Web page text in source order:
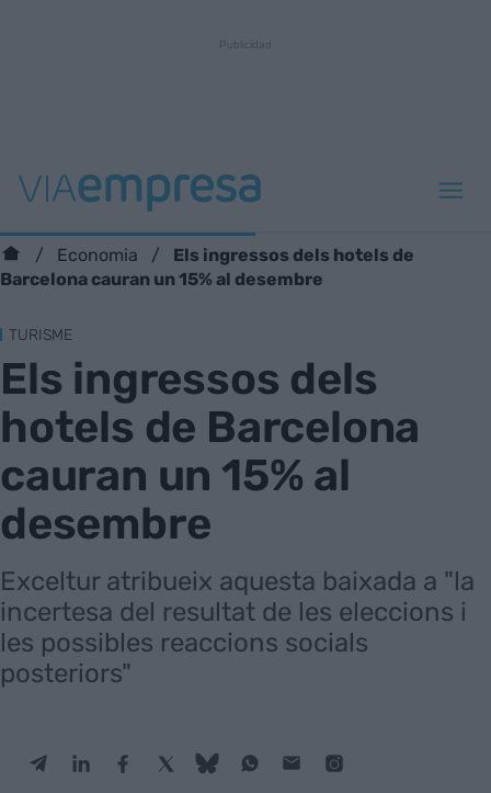
Economia
Els ingressos dels hotels de
Barcelona cauran un 15% al desembre
TURISME
Els ingressos dels
hotels de Barcelona
cauran un 15% al
desembre
Exceltur atribueix aquesta baixada a "la
incertesa del resultat de les eleccions i
les possibles reaccions socials
posteriors"